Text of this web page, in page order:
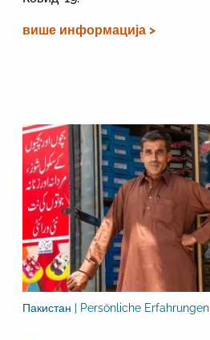
више информација >
Пакистан | Persönliche Erfahrungen